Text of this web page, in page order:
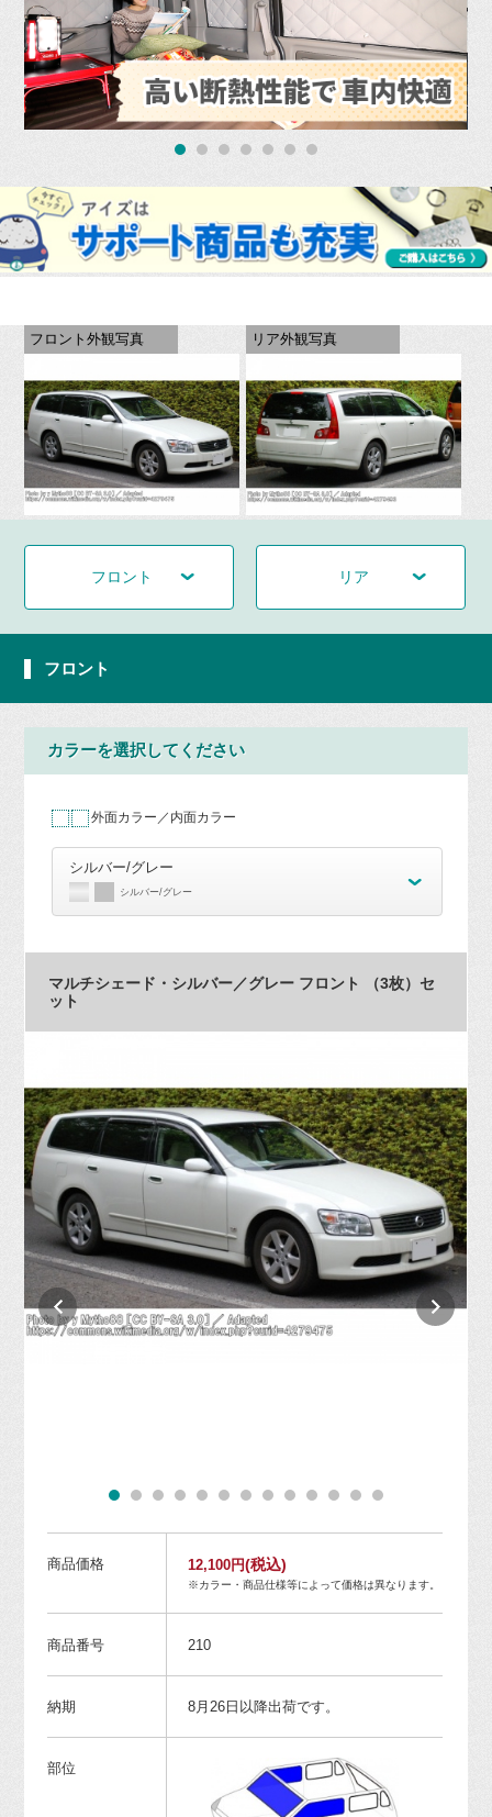
フロント外観写真 リア外観写真
フロント リア
フロント
カラーを選択してください
外面カラー／内面カラー
シルバー/グレー
シルバー/グレー
マルチシェード・シルバー／グレー フロント （3枚）セ
ット
商品価格 12,100円(税込)
※カラー・商品仕様等によって価格は異なります。
商品番号 210
納期 8月26日以降出荷です。
部位